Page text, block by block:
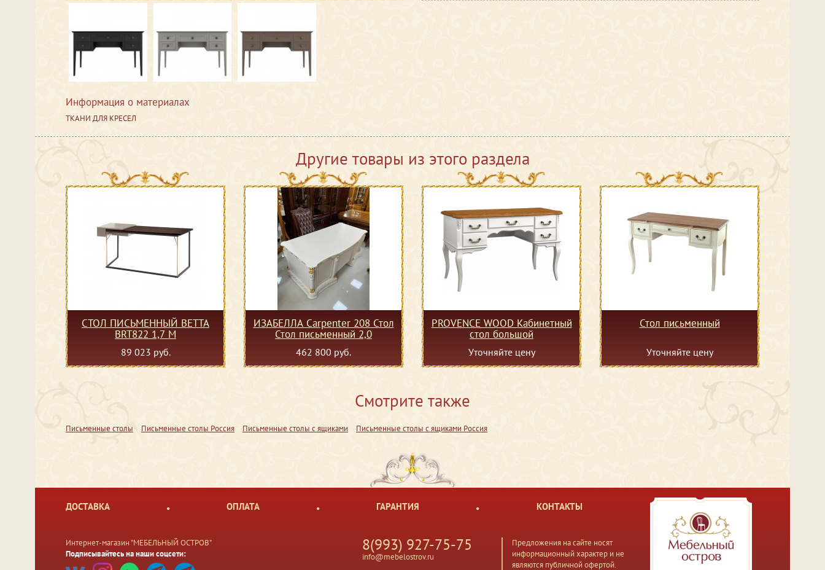
Информация о материалах
ТКАНИ ДЛЯ КРЕСЕЛ
Другие товары из этого раздела
СТОЛ ПИСЬМЕННЫЙ BETTA
BRT822 1,7 M
89 023 руб.
ИЗАБЕЛЛА Сarpenter 208 Стол
Стол письменный 2,0
462 800 руб.
PROVENCE WOOD Кабинетный
стол большой
Уточняйте цену
Стол письменный
Уточняйте цену
Смотрите также
Письменные столы Письменные столы Россия Письменные столы с ящиками Письменные столы с ящиками Россия
ДОСТАВКА ОПЛАТА ГАРАНТИЯ КОНТАКТЫ
Интернет-магазин "МЕБЕЛЬНЫЙ ОСТРОВ"
Подписывайтесь на наши соцсети:
8(993) 927-75-75
info@mebelostrov.ru
Предложения на сайте носят
информационный характер и не
являются публичной офертой.